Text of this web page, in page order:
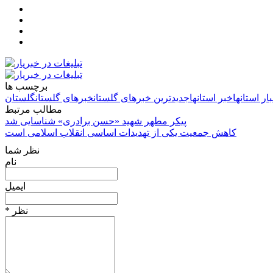
برچسب ها
استانهاخبر استانهاجدیدترین خبرهای گلستانخبرهای گلستانگلستان
مطالب مرتبط
پیکر مطهر شهید «حسن برادری» شناسایی شد
کاهش جمعیت یکی از تهدیدات اساسی انقلاب اسلامی است
نظر شما
نام
ایمیل
* نظر